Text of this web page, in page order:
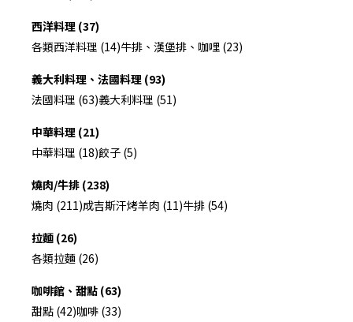
西洋料理 (37)
各類西洋料理 (14)牛排、漢堡排、咖哩 (23)
義大利料理、法國料理 (93)
法國料理 (63)義大利料理 (51)
中華料理 (21)
中華料理 (18)餃子 (5)
燒肉/牛排 (238)
燒肉 (211)成吉斯汗烤羊肉 (11)牛排 (54)
拉麵 (26)
各類拉麵 (26)
咖啡館、甜點 (63)
甜點 (42)咖啡 (33)